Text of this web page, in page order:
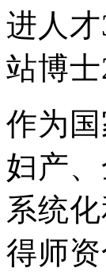
进人
站博士
作为
妇产
系统
得师